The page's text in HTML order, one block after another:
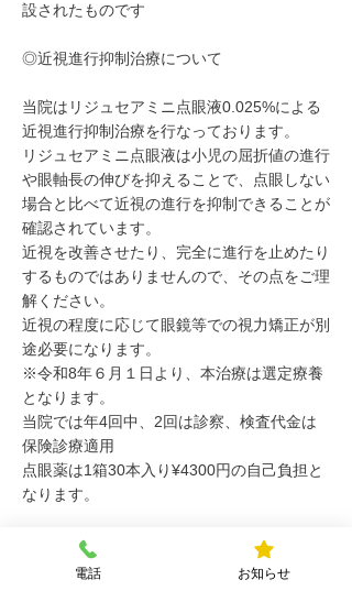
設されたものです
◎近視進行抑制治療について
当院はリジュセアミニ点眼液0.025%による
近視進行抑制治療を行なっております。
リジュセアミニ点眼液は小児の屈折値の進行
や眼軸長の伸びを抑えることで、点眼しない
場合と比べて近視の進行を抑制できることが
確認されています。
近視を改善させたり、完全に進行を止めたり
するものではありませんので、その点をご理
解ください。
近視の程度に応じて眼鏡等での視力矯正が別
途必要になります。
※令和8年６月１日より、本治療は選定療養
となります。
当院では年4回中、2回は診察、検査代金は
保険診療適用
点眼薬は1箱30本入り¥4300円の自己負担と
なります。
ご理解のほど、よろしくお願い致します。
電話 お知らせ